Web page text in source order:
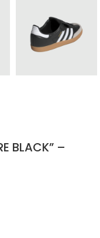
BLACK” –